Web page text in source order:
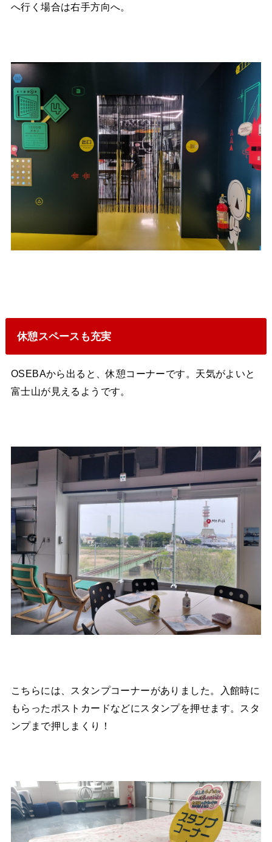
へ行く場合は右手方向へ。
休憩スペースも充実
OSEBAから出ると、休憩コーナーです。天気がよいと
富士山が見えるようです。
こちらには、スタンプコーナーがありました。入館時に
もらったポストカードなどにスタンプを押せます。スタ
ンプまで押しまくり！